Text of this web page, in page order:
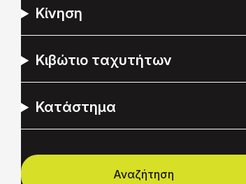
Κίνηση
Κιβώτιο ταχυτήτων
Κατάστημα